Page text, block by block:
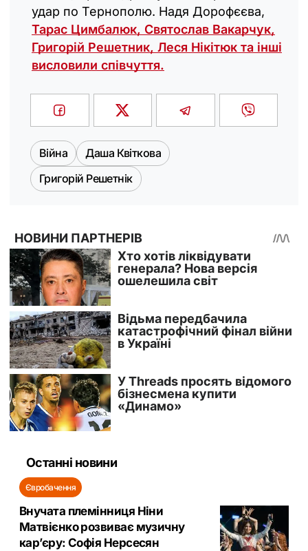
удар по Тернополю. Надя Дорофєєва,
Тарас Цимбалюк, Святослав Вакарчук,
Григорій Решетник, Леся Нікітюк та інші
висловили співчуття.
Війна
Даша Квіткова
Григорій Решетнік
Останні новини
Євробачення
Внучата племінниця Ніни
Матвієнко розвиває музичну
кар’єру: Софія Нерсесян